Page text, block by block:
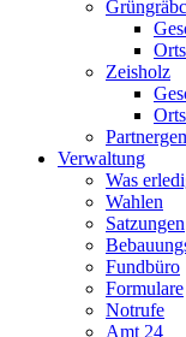
Zeisholz
Verwaltung
Was
Wahlen
Satzungen
Fundbüro
Formulare
Notrufe
Amt 24